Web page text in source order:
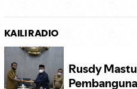
KAILI RADIO